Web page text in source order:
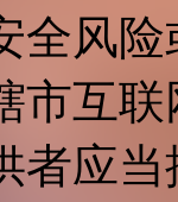
全风
市互
者应